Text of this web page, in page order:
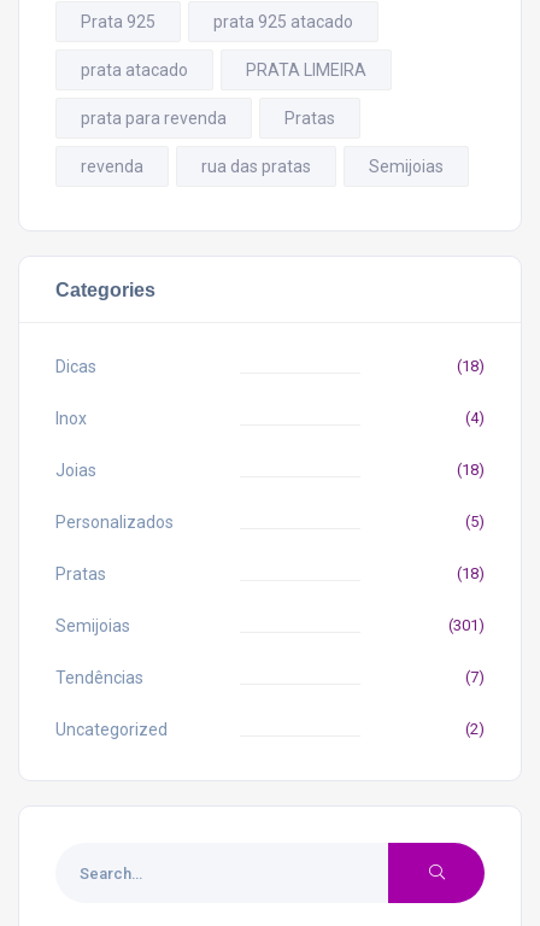
Prata 925 prata 925 atacado
prata atacado PRATA LIMEIRA
prata para revenda Pratas
revenda rua das pratas Semijoias
Categories
Dicas (18)
Inox (4)
Joias (18)
Personalizados (5)
Pratas (18)
Semijoias (301)
Tendências (7)
Uncategorized (2)